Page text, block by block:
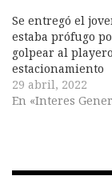
Se entregó el
estaba prófugo
golpear al
estacionamiento
29 abril, 2022
En «Interes